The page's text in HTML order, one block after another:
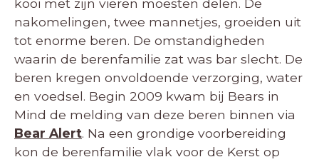
kooi met zijn vieren moesten delen. De
nakomelingen, twee mannetjes, groeiden uit
tot enorme beren. De omstandigheden
waarin de berenfamilie zat was bar slecht. De
beren kregen onvoldoende verzorging, water
en voedsel. Begin 2009 kwam bij Bears in
Mind de melding van deze beren binnen via
Bear Alert. Na een grondige voorbereiding
kon de berenfamilie vlak voor de Kerst op